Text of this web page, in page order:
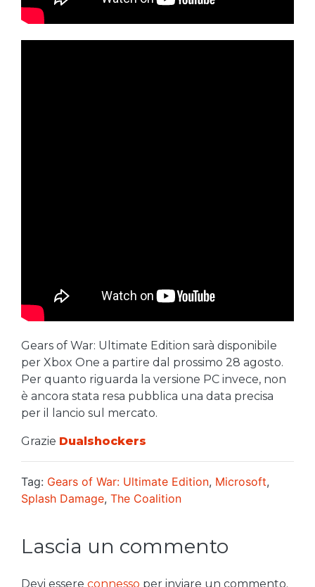
Gears of War: Ultimate Edition sarà disponibile
per Xbox One a partire dal prossimo 28 agosto.
Per quanto riguarda la versione PC invece, non
è ancora stata resa pubblica una data precisa
per il lancio sul mercato.
Grazie Dualshockers
Tag: Gears of War: Ultimate Edition, Microsoft,
Splash Damage, The Coalition
Lascia un commento
Devi essere connesso per inviare un commento.